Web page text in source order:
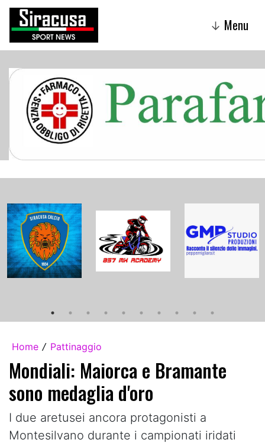
↓ Menu
Home / Pattinaggio
Mondiali: Maiorca e Bramante
sono medaglia d'oro
I due aretusei ancora protagonisti a
Montesilvano durante i campionati iridati